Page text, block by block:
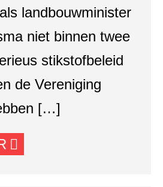
landbouwminister
niet binnen twee
stikstofbeleid
de Vereniging
[…]